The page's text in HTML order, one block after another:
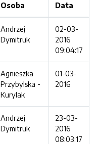
Osoba Data
Andrzej
Dymitruk
02-03-
2016
09:04:17
Agnieszka
Przybylska -
Kurylak
01-03-
2016
Andrzej
Dymitruk
23-03-
2016
08:03:17